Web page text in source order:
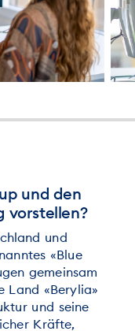
und den
vorstellen?
und
«Blue
gemeinsam
«Berylia»
und seine
Kräfte,